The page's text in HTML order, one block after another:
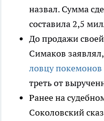
назвал. Сумма
составила 2,5
До продажи
Симаков
ловцу
треть от
Ранее на
Соколовский